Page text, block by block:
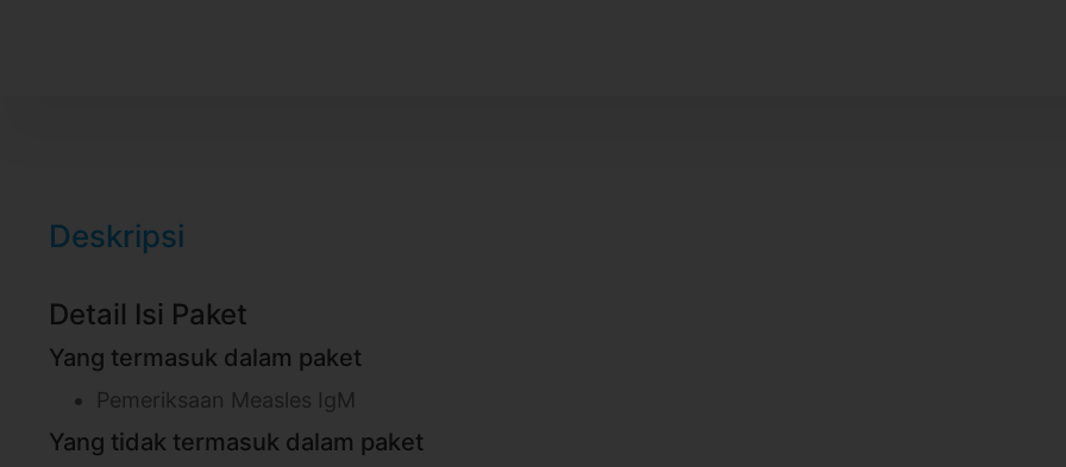
Deskripsi
Detail Isi Paket
Yang termasuk dalam paket
Pemeriksaan Measles IgM
Yang tidak termasuk dalam paket